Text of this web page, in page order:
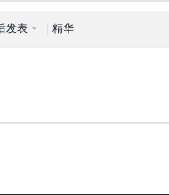
发表 精华